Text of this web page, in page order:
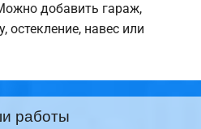
добавить гараж,
остекление, навес или
работы